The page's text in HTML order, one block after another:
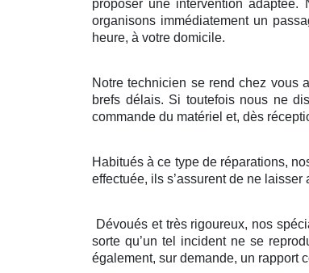
proposer une intervention
organisons immédiatement un
heure, à votre domicile.
Notre technicien se rend chez vous
brefs délais. Si toutefois nous ne
commande du matériel et, dès
Habitués à ce type de réparations,
effectuée, ils s’assurent de ne
Dévoués et très rigoureux, nos
sorte qu’un tel incident ne se
également, sur demande, un rapport